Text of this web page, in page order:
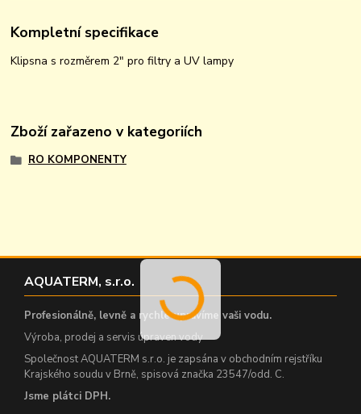
Kompletní specifikace
Klipsna s rozměrem 2" pro filtry a UV lampy
Zboží zařazeno v kategoriích
RO KOMPONENTY
AQUATERM, s.r.o.
Profesionálně, levně a rychle upravíme vaši vodu.
Výroba, prodej a servis úpraven vody
Společnost AQUATERM s.r.o. je zapsána v obchodním rejstříku
Krajského soudu v Brně, spisová značka 23547/odd. C.
Jsme plátci DPH.